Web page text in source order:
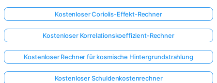
Kostenloser Coriolis-Effekt-Rechner
Kostenloser Korrelationskoeffizient-Rechner
Kostenloser Rechner für kosmische Hintergrundstrahlung
Kostenloser Schuldenkostenrechner